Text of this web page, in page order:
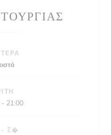
- 21:00
- Σ�